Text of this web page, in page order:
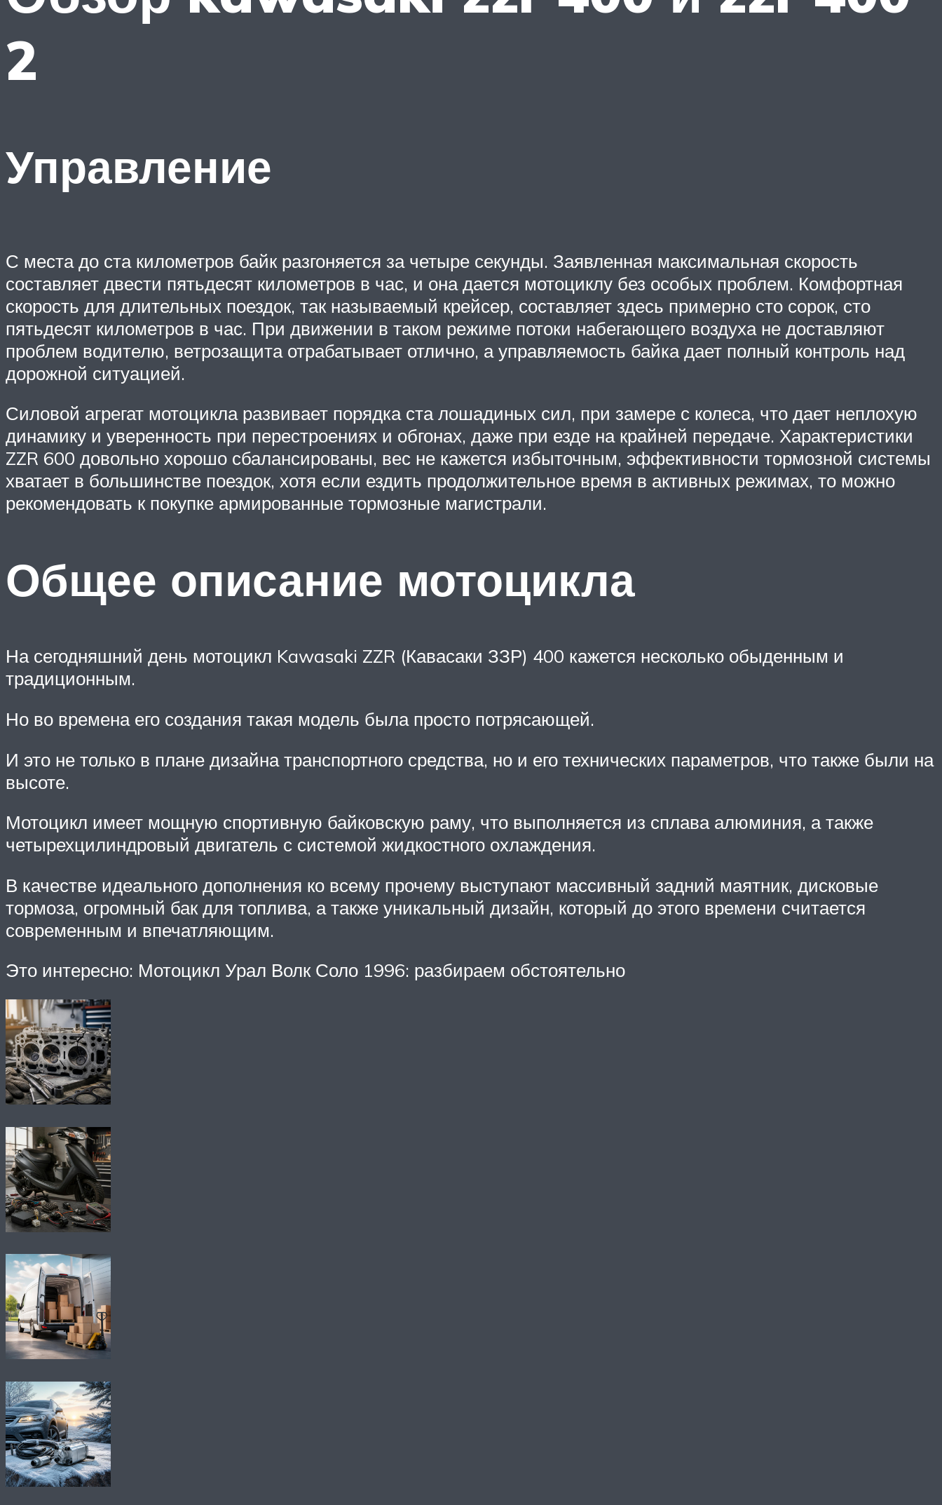
2
Управление
С места до ста километров байк разгоняется за четыре секунды. Заявленная максимальная скорость
составляет двести пятьдесят километров в час, и она дается мотоциклу без особых проблем. Комфортная
скорость для длительных поездок, так называемый крейсер, составляет здесь примерно сто сорок, сто
пятьдесят километров в час. При движении в таком режиме потоки набегающего воздуха не доставляют
проблем водителю, ветрозащита отрабатывает отлично, а управляемость байка дает полный контроль над
дорожной ситуацией.
Силовой агрегат мотоцикла развивает порядка ста лошадиных сил, при замере с колеса, что дает неплохую
динамику и уверенность при перестроениях и обгонах, даже при езде на крайней передаче. Характеристики
ZZR 600 довольно хорошо сбалансированы, вес не кажется избыточным, эффективности тормозной системы
хватает в большинстве поездок, хотя если ездить продолжительное время в активных режимах, то можно
рекомендовать к покупке армированные тормозные магистрали.
Общее описание мотоцикла
На сегодняшний день мотоцикл Kawasaki ZZR (Кавасаки ЗЗР) 400 кажется несколько обыденным и
традиционным.
Но во времена его создания такая модель была просто потрясающей.
И это не только в плане дизайна транспортного средства, но и его технических параметров, что также были на
высоте.
Мотоцикл имеет мощную спортивную байковскую раму, что выполняется из сплава алюминия, а также
четырехцилиндровый двигатель с системой жидкостного охлаждения.
В качестве идеального дополнения ко всему прочему выступают массивный задний маятник, дисковые
тормоза, огромный бак для топлива, а также уникальный дизайн, который до этого времени считается
современным и впечатляющим.
Это интересно: Мотоцикл Урал Волк Соло 1996: разбираем обстоятельно